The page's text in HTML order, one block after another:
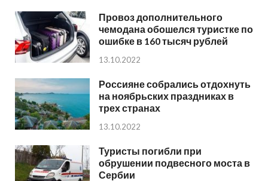
Провоз дополнительного
чемодана обошелся туристке по
ошибке в 160 тысяч рублей
13.10.2022
Россияне собрались отдохнуть
на ноябрьских праздниках в
трех странах
13.10.2022
Туристы погибли при
обрушении подвесного моста в
Сербии